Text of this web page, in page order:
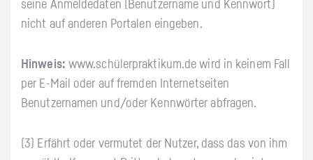
seine Anmeldedaten (Benutzername und Kennwort)
nicht auf anderen Portalen eingeben.
Hinweis: www.schülerpraktikum.de wird in keinem Fall
per E-Mail oder auf fremden Internetseiten
Benutzernamen und/oder Kennwörter abfragen.
(3) Erfährt oder vermutet der Nutzer, dass das von ihm